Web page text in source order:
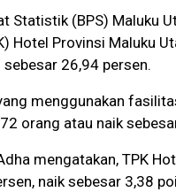
Statistik (BPS) Maluku
Hotel Provinsi Maluku
26,94 persen.
menggunakan
orang atau naik
mengatakan, TPK
naik sebesar 3,38